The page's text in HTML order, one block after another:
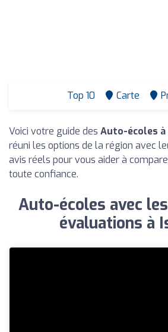
Top 10 Carte
Voici votre guide des Auto-écoles à
réuni les options de la région avec
avis réels pour vous aider à
toute confiance.
Auto-écoles avec
évaluations à